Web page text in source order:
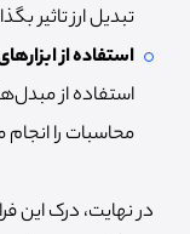
تبدیل ارز تاثیر
استفاده از
استفاده از
محاسبات را
در نهایت، درک این